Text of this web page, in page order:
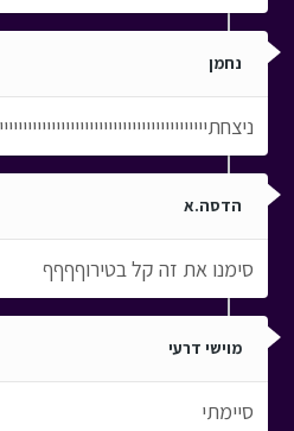
נחמן
הדסה.א
סימנו את זה קל בטירוףףףף
מוישי דרעי
סיימתי